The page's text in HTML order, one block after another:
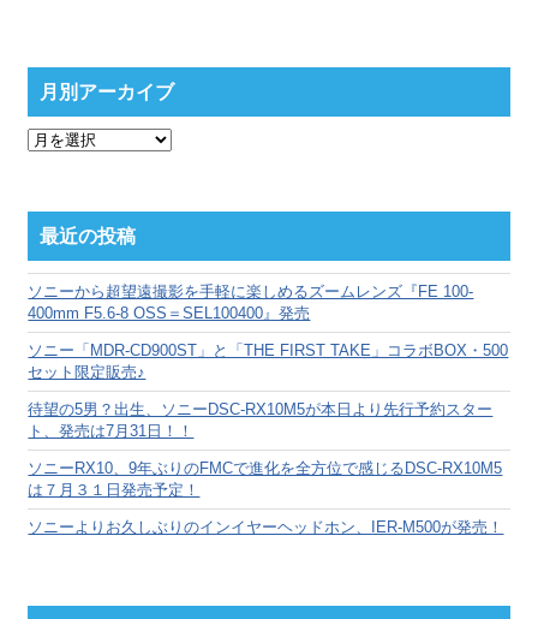
月別アーカイブ
月
ー
カ
ブ
最近の投稿
ソニーから超望遠撮影を手軽に楽しめるズームレンズ『FE 100-
400mm F5.6-8 OSS＝SEL100400』発売
ソニー「MDR-CD900ST」と「THE FIRST TAKE」コラボBOX・500
セット限定販売♪
待望の5男？出生、ソニーDSC-RX10M5が本日より先行予約スター
ト、発売は7月31日！！
ソニーRX10、9年ぶりのFMCで進化を全方位で感じるDSC-RX10M5
は７月３１日発売予定！
ソニーよりお久しぶりのインイヤーヘッドホン、IER-M500が発売！